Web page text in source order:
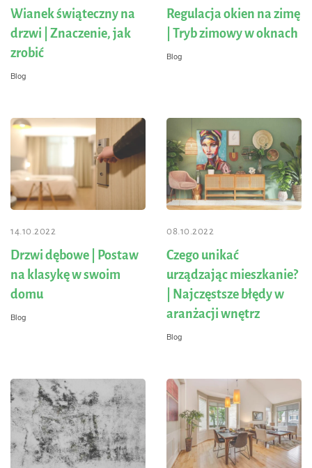
Wianek świąteczny na
drzwi | Znaczenie, jak
zrobić
Blog
Regulacja okien na zimę
| Tryb zimowy w oknach
Blog
14.10.2022
Drzwi dębowe | Postaw
na klasykę w swoim
domu
Blog
08.10.2022
Czego unikać
urządzając mieszkanie?
| Najczęstsze błędy w
aranżacji wnętrz
Blog